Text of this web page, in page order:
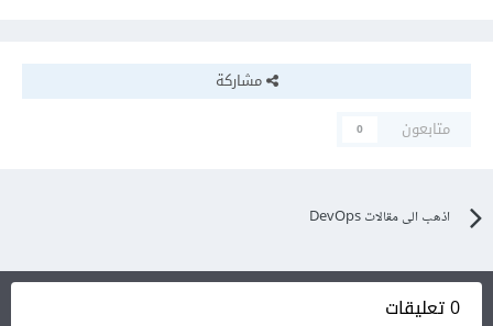
مشاركة
متابعون
0
اذهب الى مقالات DevOps
0 تعليقات